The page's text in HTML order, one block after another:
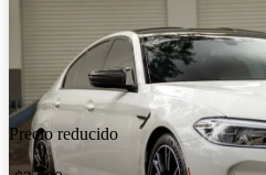
Precio reducido